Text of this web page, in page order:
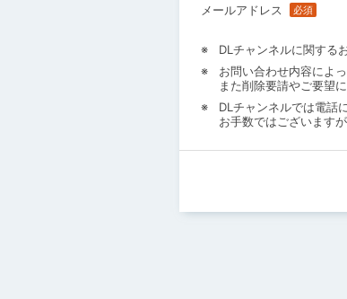
メールアドレス
DLチャンネルに関する
お問い合わせ内容によ
また削除要請やご要望
DLチャンネルでは電話
お手数ではございます